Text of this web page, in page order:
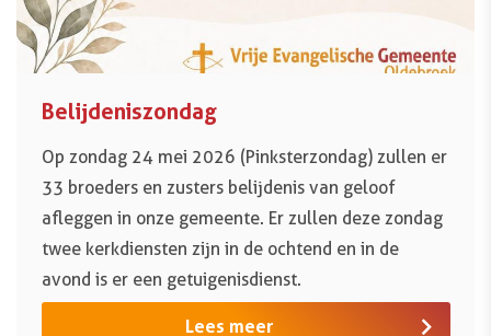
Belijdeniszondag
Op zondag 24 mei 2026 (Pinksterzondag) zullen er
33 broeders en zusters belijdenis van geloof
afleggen in onze gemeente. Er zullen deze zondag
twee kerkdiensten zijn in de ochtend en in de
avond is er een getuigenisdienst.
Lees meer